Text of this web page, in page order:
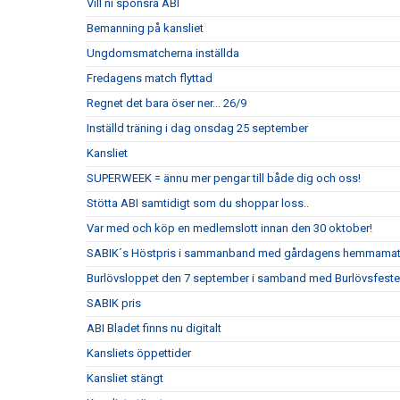
Vill ni sponsra ABI
Bemanning på kansliet
Ungdomsmatcherna inställda
Fredagens match flyttad
Regnet det bara öser ner... 26/9
Inställd träning i dag onsdag 25 september
Kansliet
SUPERWEEK = ännu mer pengar till både dig och oss!
Stötta ABI samtidigt som du shoppar loss..
Var med och köp en medlemslott innan den 30 oktober!
SABIK´s Höstpris i sammanband med gårdagens
Burlövsloppet den 7 september i samband med
SABIK pris
ABI Bladet finns nu digitalt
Kansliets öppettider
Kansliet stängt